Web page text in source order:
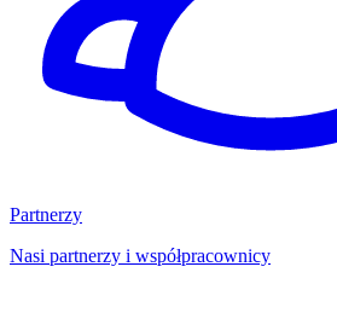
Partnerzy
Nasi partnerzy i współpracownicy